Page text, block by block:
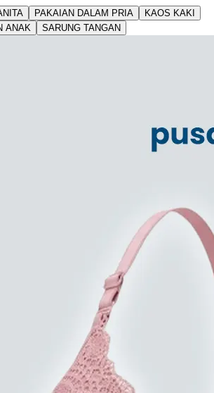
PAKAIAN DALAM PRIA
KAOS KAKI
ANAK SARUNG TANGAN